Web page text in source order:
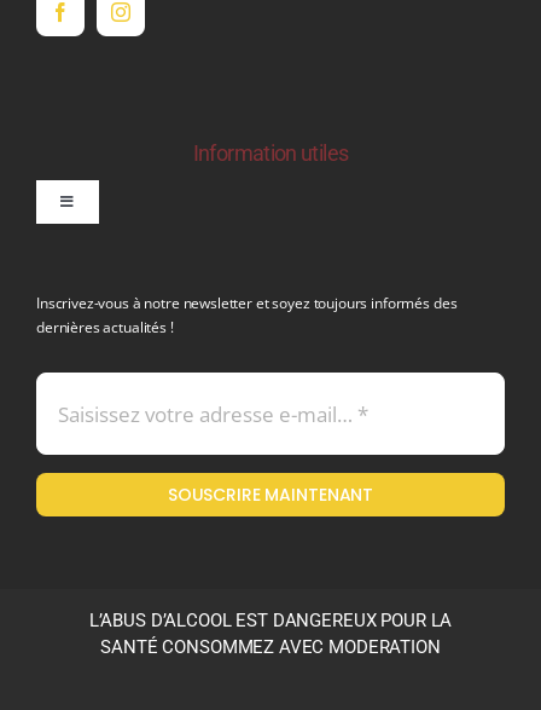
Information utiles
Toggle
Mentions légales
Politique en matière de remboursements et de retours
Inscrivez-vous à notre newsletter et soyez toujours informés des
dernières actualités !
SOUSCRIRE MAINTENANT
L’ABUS D’ALCOOL EST DANGEREUX POUR LA
SANTÉ CONSOMMEZ AVEC MODERATION